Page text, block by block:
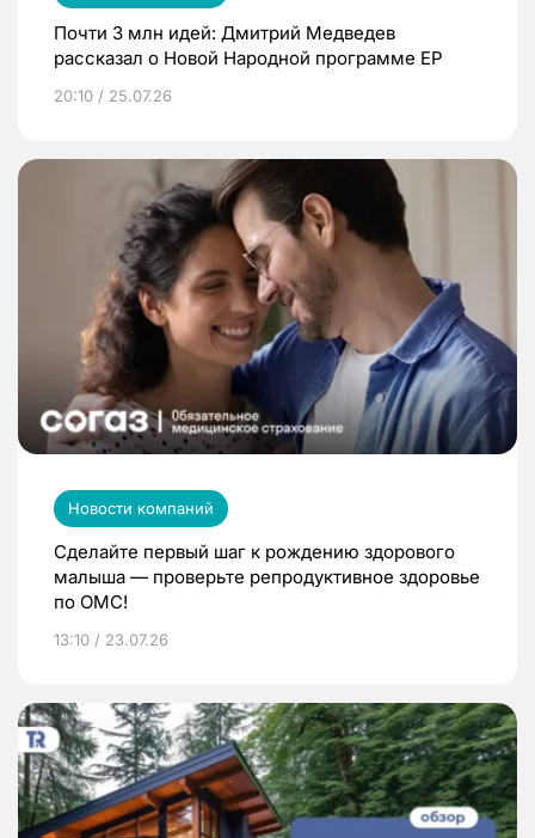
Почти 3 млн идей: Дмитрий Медведев
рассказал о Новой Народной программе ЕР
20:10 / 25.07.26
Новости компаний
Сделайте первый шаг к рождению здорового
малыша — проверьте репродуктивное здоровье
по ОМС!
13:10 / 23.07.26